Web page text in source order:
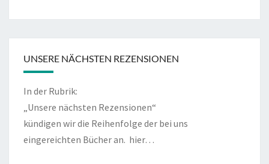
UNSERE NÄCHSTEN REZENSIONEN
In der Rubrik:
„Unsere nächsten Rezensionen“
kündigen wir die Reihenfolge der bei uns
eingereichten Bücher an. hier…